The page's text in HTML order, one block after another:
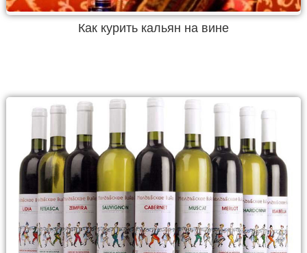
Как курить кальян на вине